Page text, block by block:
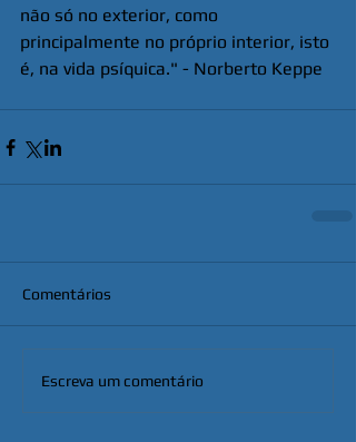
não só no exterior, como
principalmente no próprio interior, isto
é, na vida psíquica." - Norberto Keppe
Comentários
Escreva um comentário